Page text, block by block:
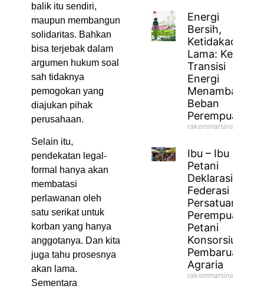
balik itu sendiri,
maupun membangun
solidaritas. Bahkan
bisa terjebak dalam
argumen hukum soal
sah tidaknya
pemogokan yang
diajukan pihak
perusahaan.
Selain itu,
pendekatan legal-
formal hanya akan
membatasi
perlawanan oleh
satu serikat untuk
korban yang hanya
anggotanya. Dan kita
juga tahu prosesnya
akan lama.
Sementara
Energi
Bersih,
Ketidakadilan
Lama: Ketika
Transisi
Energi
Menambah
Beban
Perempuan
rakommarsinahfm
Ibu – Ibu
Petani
Deklarasikan
Federasi
Persatuan
Perempuan
Petani
Konsorsium
Pembaruan
Agraria
rakommarsinahfm